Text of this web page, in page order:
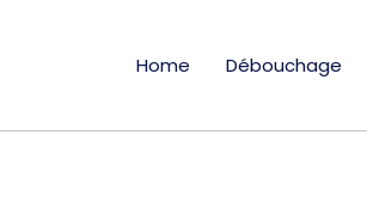
Home Débouchage